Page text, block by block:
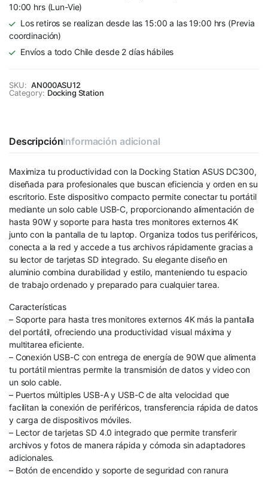
10:00 hrs (Lun-Vie)
Los retiros se realizan desde las 15:00 a las 19:00 hrs (Previa
coordinación)
Envíos a todo Chile desde 2 días hábiles
SKU: AN000ASU12
Category: Docking Station
DescripciónInformación adicional
Maximiza tu productividad con la Docking Station ASUS DC300,
diseñada para profesionales que buscan eficiencia y orden en su
escritorio. Este dispositivo compacto permite conectar tu portátil
mediante un solo cable USB-C, proporcionando alimentación de
hasta 90W y soporte para hasta tres monitores externos 4K
junto con la pantalla de tu laptop. Organiza todos tus periféricos,
conecta a la red y accede a tus archivos rápidamente gracias a
su lector de tarjetas SD integrado. Su elegante diseño en
aluminio combina durabilidad y estilo, manteniendo tu espacio
de trabajo ordenado y preparado para cualquier tarea.
Características
– Soporte para hasta tres monitores externos 4K más la pantalla
del portátil, ofreciendo una productividad visual máxima y
multitarea eficiente.
– Conexión USB-C con entrega de energía de 90W que alimenta
tu portátil mientras permite la transmisión de datos y video con
un solo cable.
– Puertos múltiples USB-A y USB-C de alta velocidad que
facilitan la conexión de periféricos, transferencia rápida de datos
y carga de dispositivos móviles.
– Lector de tarjetas SD 4.0 integrado que permite transferir
archivos y fotos de manera rápida y cómoda sin adaptadores
adicionales.
– Botón de encendido y soporte de seguridad con ranura